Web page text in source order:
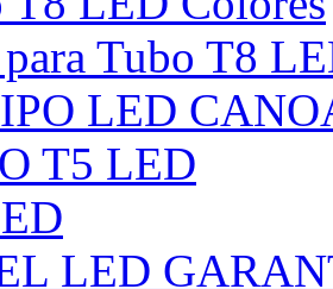
para Tubo T8
LED
T5 LED
LED